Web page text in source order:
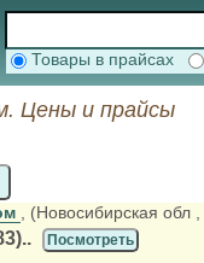
Товары в прайсах
Цены и прайсы
, (Новосибирская обл
Посмотреть